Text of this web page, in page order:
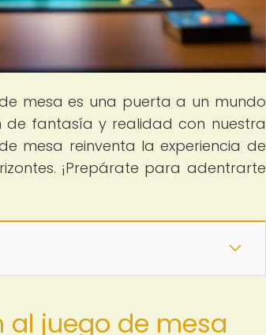
mesa es una puerta a un mundo
de fantasía y realidad con nuestra
mesa reinventa la experiencia de
¡Prepárate para adentrarte
al juego de mesa